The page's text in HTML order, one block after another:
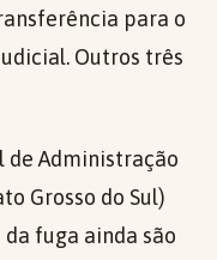
para o
Outros três
de Administração
Grosso do Sul)
fuga ainda são